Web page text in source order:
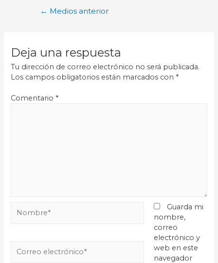
← Medios anterior
Deja una respuesta
Tu dirección de correo electrónico no será publicada.
Los campos obligatorios están marcados con *
Comentario *
Guarda mi
nombre,
correo
electrónico y
web en este
navegador